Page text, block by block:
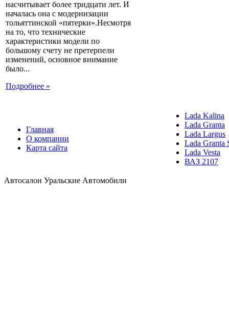
насчитывает более тридцати лет. И
началась она с модернизации
тольяттинской «пятерки».Несмотря
на то, что технические
характеристики модели по
большому счету не претерпели
изменений, основное внимание
было...
Подробнее »
Главная
О компании
Карта сайта
Lada Kalina
Lada Granta
Lada Largus
Lada Granta
Lada Vesta
ВАЗ 2107
Автосалон Уральские Автомобили